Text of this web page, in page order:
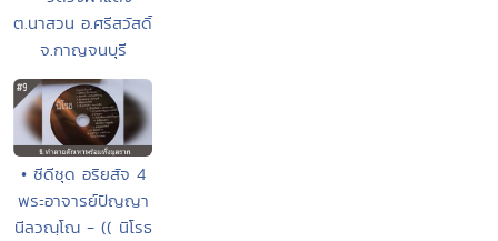
ต.นาสวน อ.ศรีสวัสดิ์
จ.กาญจนบุรี
• ซีดีชุด อริยสัจ 4
พระอาจารย์ปัญญา
นีลวณฺโณ - (( นิโรธ